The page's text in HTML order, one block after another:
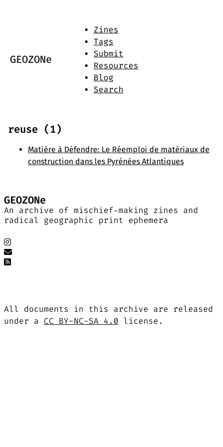
GEOZONe
Zines
Tags
Submit
Resources
Blog
Search
reuse (1)
Matière à Défendre: Le Réemploi de matériaux de
construction dans les Pyrénées Atlantiques
GEOZONe
An archive of mischief-making zines and
radical geographic print ephemera
All documents in this archive are released
under a CC BY-NC-SA 4.0 license.